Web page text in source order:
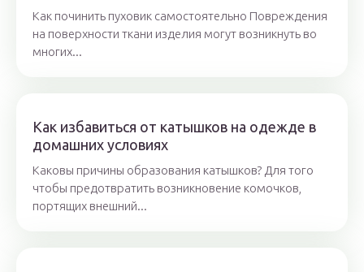
Как починить пуховик самостоятельно Повреждения
на поверхности ткани изделия могут возникнуть во
многих...
Как избавиться от катышков на одежде в
домашних условиях
Каковы причины образования катышков? Для того
чтобы предотвратить возникновение комочков,
портящих внешний...